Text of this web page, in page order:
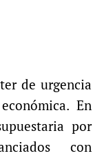
de urgencia
En
por
con